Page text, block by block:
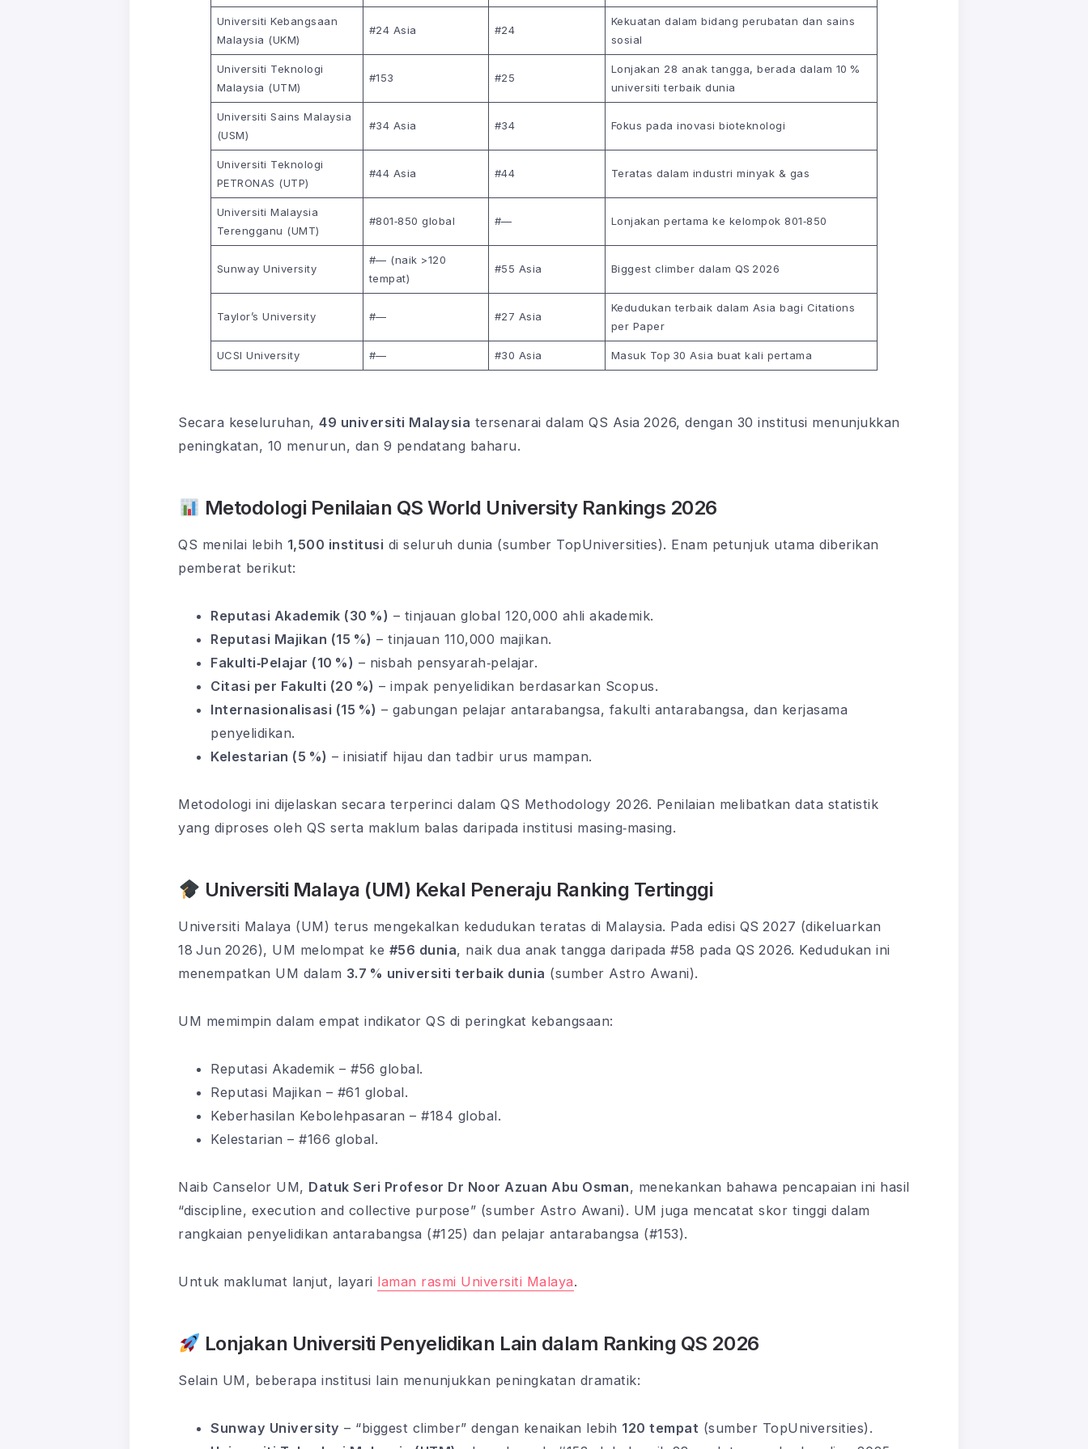
Universiti Kebangsaan
Malaysia (UKM)
#24 Asia #24
Kekuatan dalam bidang perubatan dan sains
sosial
Universiti Teknologi
Malaysia (UTM)
#153 #25
Lonjakan 28 anak tangga, berada dalam 10 %
universiti terbaik dunia
Universiti Sains Malaysia
(USM)
#34 Asia #34 Fokus pada inovasi bioteknologi
Universiti Teknologi
PETRONAS (UTP)
#44 Asia #44 Teratas dalam industri minyak & gas
Universiti Malaysia
Terengganu (UMT)
#801‑850 global #— Lonjakan pertama ke kelompok 801‑850
Sunway University
#— (naik >120
tempat)
#55 Asia Biggest climber dalam QS 2026
Taylor’s University #— #27 Asia
Kedudukan terbaik dalam Asia bagi Citations
per Paper
UCSI University #— #30 Asia Masuk Top 30 Asia buat kali pertama
Secara keseluruhan, 49 universiti Malaysia tersenarai dalam QS Asia 2026, dengan 30 institusi menunjukkan
peningkatan, 10 menurun, dan 9 pendatang baharu.
Metodologi Penilaian QS World University Rankings 2026
QS menilai lebih 1,500 institusi di seluruh dunia (sumber TopUniversities). Enam petunjuk utama diberikan
pemberat berikut:
Reputasi Akademik (30 %) – tinjauan global 120,000 ahli akademik.
Reputasi Majikan (15 %) – tinjauan 110,000 majikan.
Fakulti‑Pelajar (10 %) – nisbah pensyarah‑pelajar.
Citasi per Fakulti (20 %) – impak penyelidikan berdasarkan Scopus.
Internasionalisasi (15 %) – gabungan pelajar antarabangsa, fakulti antarabangsa, dan kerjasama
penyelidikan.
Kelestarian (5 %) – inisiatif hijau dan tadbir urus mampan.
Metodologi ini dijelaskan secara terperinci dalam QS Methodology 2026. Penilaian melibatkan data statistik
yang diproses oleh QS serta maklum balas daripada institusi masing‑masing.
Universiti Malaya (UM) Kekal Peneraju Ranking Tertinggi
Universiti Malaya (UM) terus mengekalkan kedudukan teratas di Malaysia. Pada edisi QS 2027 (dikeluarkan
18 Jun 2026), UM melompat ke #56 dunia, naik dua anak tangga daripada #58 pada QS 2026. Kedudukan ini
menempatkan UM dalam 3.7 % universiti terbaik dunia (sumber Astro Awani).
UM memimpin dalam empat indikator QS di peringkat kebangsaan:
Reputasi Akademik – #56 global.
Reputasi Majikan – #61 global.
Keberhasilan Kebolehpasaran – #184 global.
Kelestarian – #166 global.
Naib Canselor UM, Datuk Seri Profesor Dr Noor Azuan Abu Osman, menekankan bahawa pencapaian ini hasil
“discipline, execution and collective purpose” (sumber Astro Awani). UM juga mencatat skor tinggi dalam
rangkaian penyelidikan antarabangsa (#125) dan pelajar antarabangsa (#153).
Untuk maklumat lanjut, layari laman rasmi Universiti Malaya.
Lonjakan Universiti Penyelidikan Lain dalam Ranking QS 2026
Selain UM, beberapa institusi lain menunjukkan peningkatan dramatik:
Sunway University – “biggest climber” dengan kenaikan lebih 120 tempat (sumber TopUniversities).